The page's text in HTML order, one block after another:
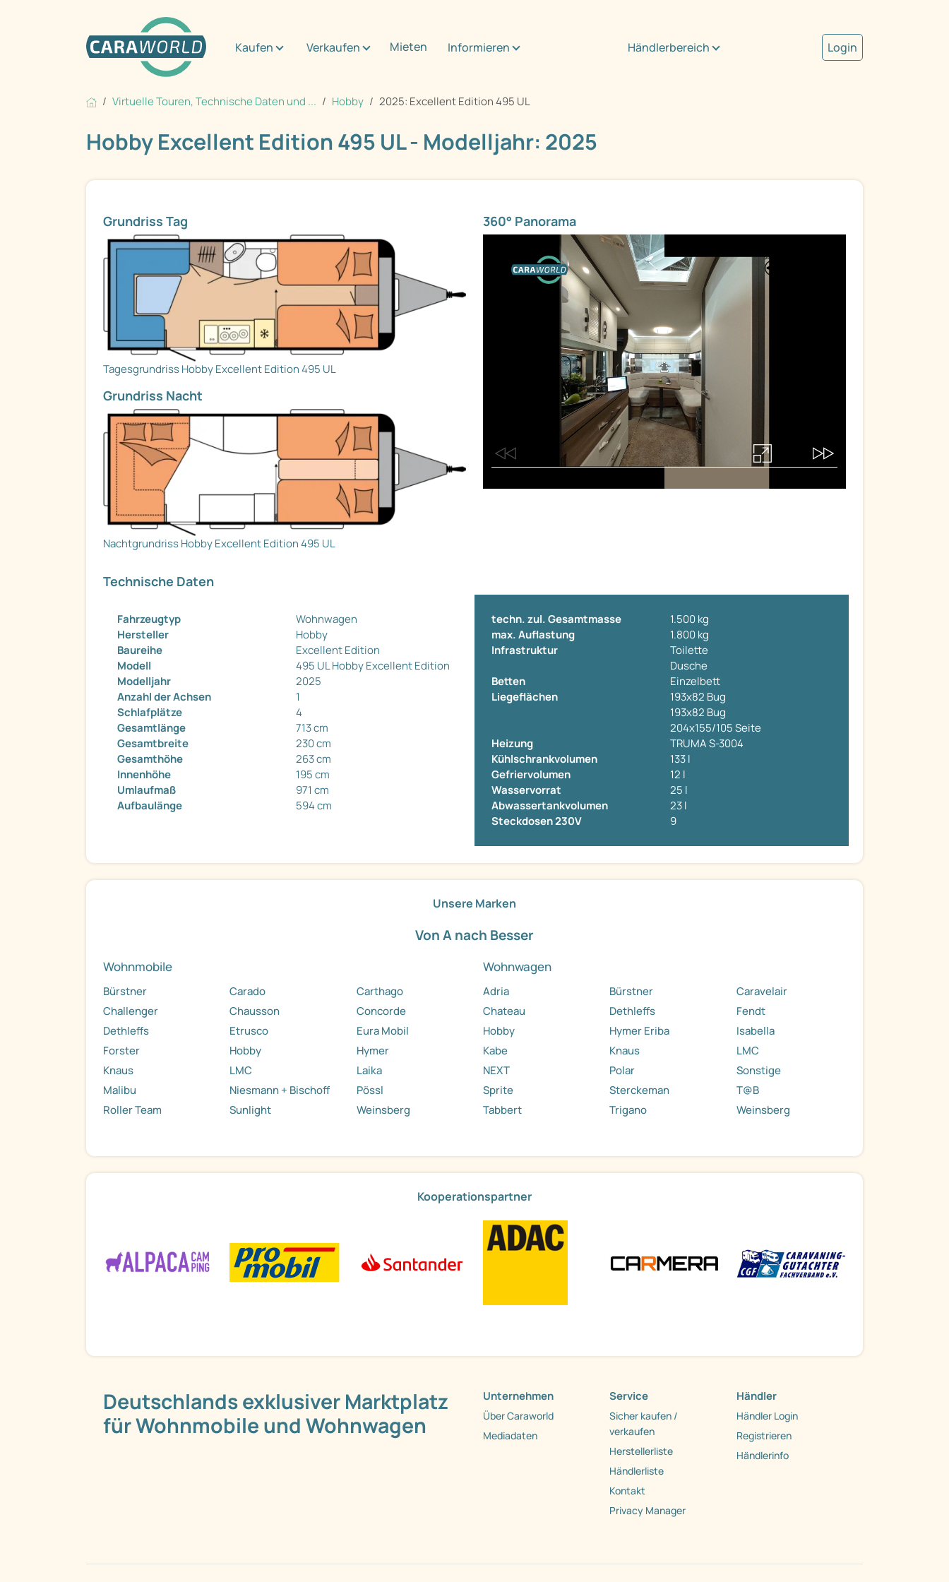
Kaufen Verkaufen Mieten Informieren Händlerbereich Login
Virtuelle Touren, Technische Daten und ... Hobby 2025: Excellent Edition 495 UL
Hobby Excellent Edition 495 UL - Modelljahr: 2025
Grundriss Tag
Tagesgrundriss Hobby Excellent Edition 495 UL
Grundriss Nacht
Nachtgrundriss Hobby Excellent Edition 495 UL
360° Panorama
Technische Daten
Fahrzeugtyp
Wohnwagen
Hersteller
Hobby
Baureihe
Excellent Edition
Modell
495 UL Hobby Excellent Edition
Modelljahr
2025
Anzahl der Achsen
1
Schlafplätze
4
Gesamtlänge
713 cm
Gesamtbreite
230 cm
Gesamthöhe
263 cm
Innenhöhe
195 cm
Umlaufmaß
971 cm
Aufbaulänge
594 cm
techn. zul. Gesamtmasse
1.500 kg
max. Auflastung
1.800 kg
Infrastruktur
Toilette
Dusche
Betten
Einzelbett
Liegeflächen
193x82 Bug
193x82 Bug
204x155/105 Seite
Heizung
TRUMA S-3004
Kühlschrankvolumen
133 l
Gefriervolumen
12 l
Wasservorrat
25 l
Abwassertankvolumen
23 l
Steckdosen 230V
9
Unsere Marken
Von A nach Besser
Wohnmobile
Bürstner Carado
Carthago
Challenger
Chausson
Concorde
Dethleffs
Etrusco
Eura Mobil
Forster
Hobby
Hymer
Knaus
LMC
Laika
Malibu
Niesmann + Bischoff
Pössl
Roller Team
Sunlight Weinsberg
Wohnwagen
Adria Bürstner
Caravelair
Chateau
Dethleffs
Fendt
Hobby
Hymer Eriba
Isabella
Kabe
Knaus
LMC
NEXT
Polar
Sonstige
Sprite
Sterckeman
T@B
Tabbert
Trigano Weinsberg
Kooperationspartner
Deutschlands exklusiver Marktplatz
für Wohnmobile und Wohnwagen
Unternehmen
Über Caraworld
Mediadaten
Service
Sicher kaufen /
verkaufen
Herstellerliste
Händlerliste
Kontakt
Privacy Manager
Händler
Händler Login
Registrieren
Händlerinfo